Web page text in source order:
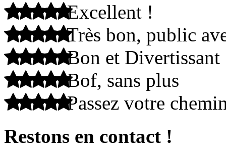
Excellent !
Très bon, public
Bon et Divertissant
Bof, sans plus
Passez votre
Restons en contact !